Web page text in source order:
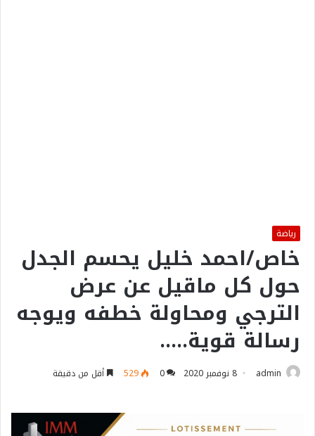
رياضة
خاص/احمد خليل يحسم الجدل
حول كل ماقيل عن عرض
الترجي ومحاولة خطفه ويوجه
رسالة قوية…..
admin 8 نوفمبر 2020 0
529 أقل من دقيقة